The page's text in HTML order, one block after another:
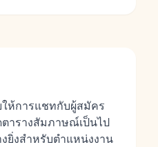
ให้การแชทกับผู้สมัคร
ารางสัมภาษณ์เป็นไป
ยิ่งสำหรับตำแหน่งงาน